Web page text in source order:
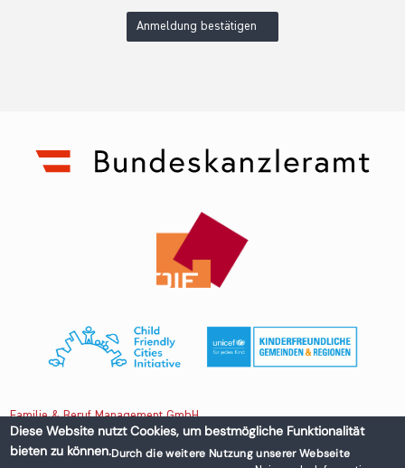
Anmeldung bestätigen
Familie & Beruf Management GmbH
Untere Donaustraße 13-15/3 1020 Wien, Austria
Diese Website nutzt Cookies, um bestmögliche Funktionalität
bieten zu können.Durch die weitere Nutzung unserer Webseite